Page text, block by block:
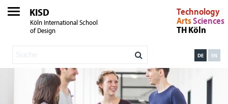
KISD
Köln International School
of Design
Technology
ArtsSciences
TH Köln
EN
DE